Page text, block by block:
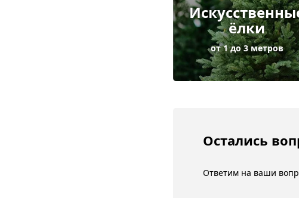
ёлки
от 1 до 3 метров
Остались
Ответим на ваши